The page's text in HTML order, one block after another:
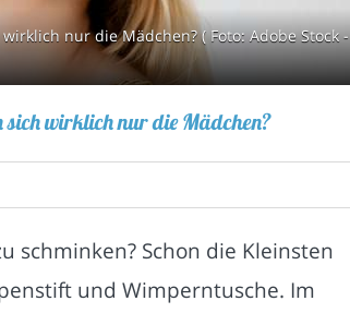
nur die Mädchen? ( Foto: Adobe Stock -
sich wirklich nur die Mädchen?
schminken? Schon die Kleinsten
und Wimperntusche. Im